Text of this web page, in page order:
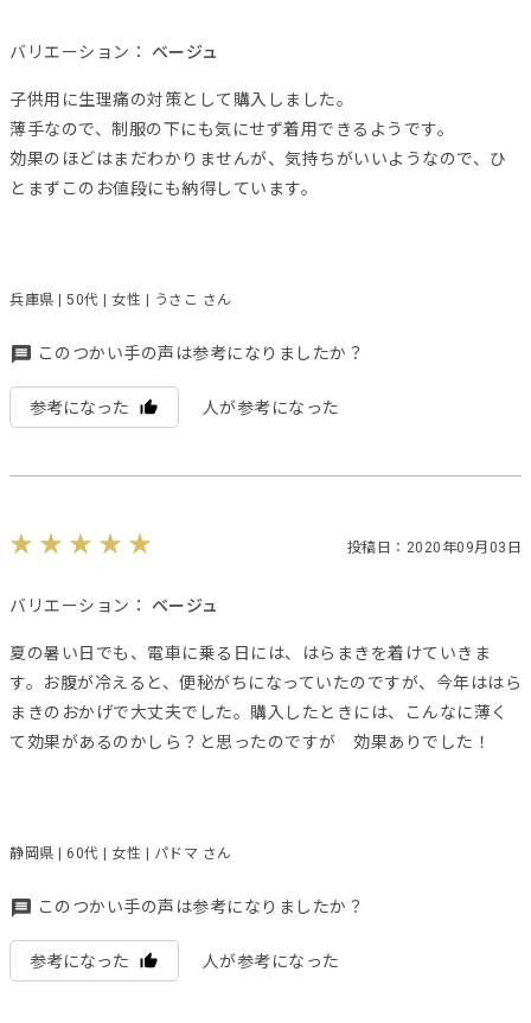
バリエーション： ベージュ
子供用に生理痛の対策として購入しました。
薄手なので、制服の下にも気にせず着用できるようです。
効果のほどはまだわかりませんが、気持ちがいいようなので、ひ
とまずこのお値段にも納得しています。
兵庫県 | 50代 | 女性 | うさこ さん
このつかい手の声は参考になりましたか？
参考になった 人が参考になった
投稿日：2020年09月03日
バリエーション： ベージュ
夏の暑い日でも、電車に乗る日には、はらまきを着けていきま
す。お腹が冷えると、便秘がちになっていたのですが、今年ははら
まきのおかげで大丈夫でした。購入したときには、こんなに薄く
て効果があるのかしら？と思ったのですが 効果ありでした！
静岡県 | 60代 | 女性 | パドマ さん
このつかい手の声は参考になりましたか？
参考になった 人が参考になった